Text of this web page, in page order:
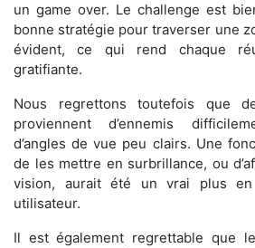
un game over. Le challenge est
bonne stratégie pour traverser une
évident, ce qui rend chaque
gratifiante.
Nous regrettons toutefois que
proviennent d’ennemis
d’angles de vue peu clairs. Une
de les mettre en surbrillance, ou
vision, aurait été un vrai plus en
utilisateur.
Il est également regrettable que